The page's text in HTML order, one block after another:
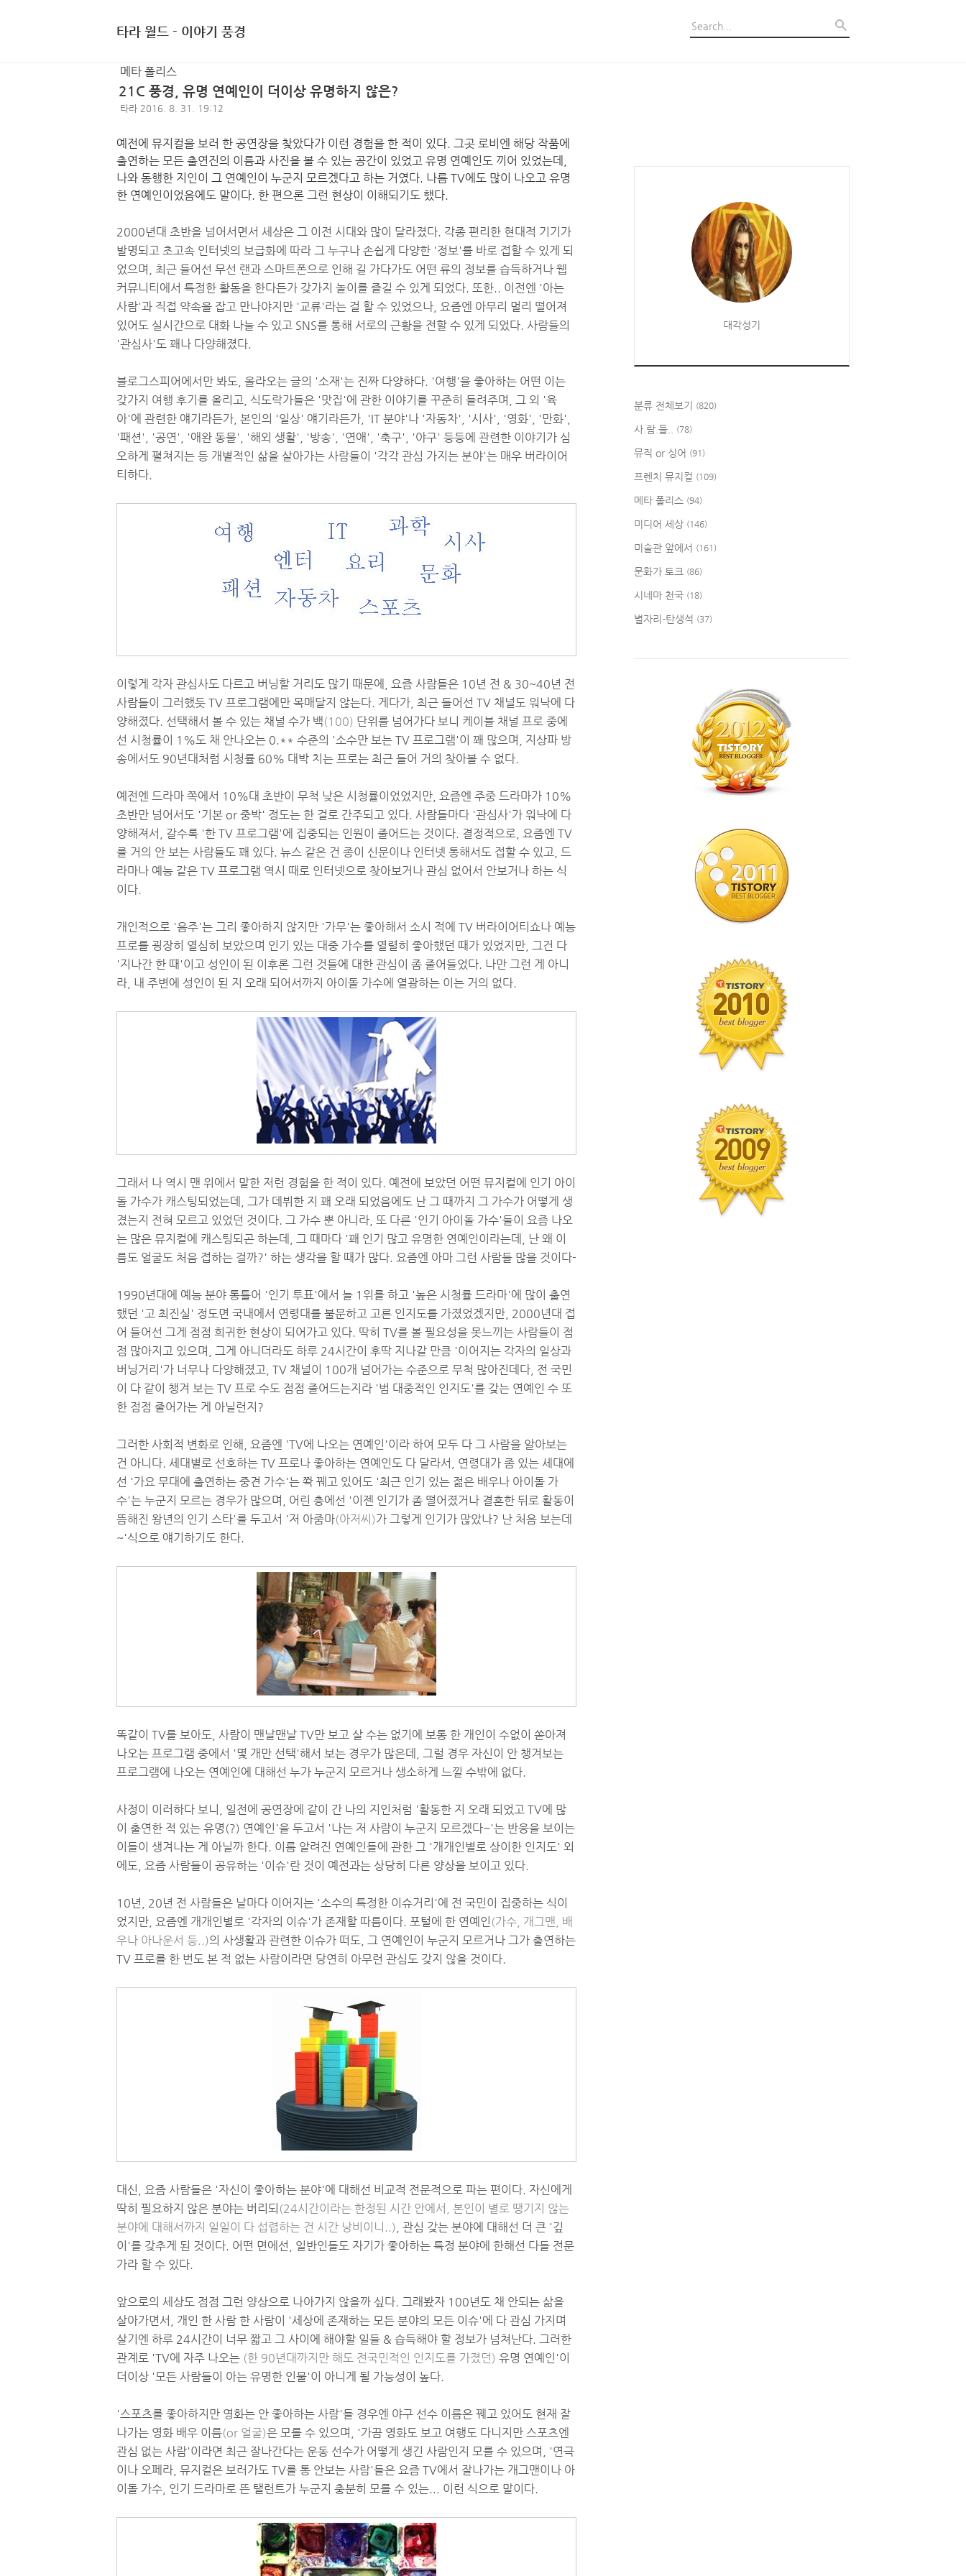
타라 월드 - 이야기 풍경
메타 폴리스
21C 풍경, 유명 연예인이 더이상 유명하지 않은?
타라 2016. 8. 31. 19:12
예전에 뮤지컬을 보러 한 공연장을 찾았다가 이런 경험을 한 적이 있다. 그곳 로비엔 해당 작품에
출연하는 모든 출연진의 이름과 사진을 볼 수 있는 공간이 있었고 유명 연예인도 끼어 있었는데,
나와 동행한 지인이 그 연예인이 누군지 모르겠다고 하는 거였다. 나름 TV에도 많이 나오고 유명
한 연예인이었음에도 말이다. 한 편으론 그런 현상이 이해되기도 했다.
2000년대 초반을 넘어서면서 세상은 그 이전 시대와 많이 달라졌다. 각종 편리한 현대적 기기가
발명되고 초고속 인터넷의 보급화에 따라 그 누구나 손쉽게 다양한 '정보'를 바로 접할 수 있게 되
었으며, 최근 들어선 무선 랜과 스마트폰으로 인해 길 가다가도 어떤 류의 정보를 습득하거나 웹
커뮤니티에서 특정한 활동을 한다든가 갖가지 놀이를 즐길 수 있게 되었다. 또한.. 이전엔 '아는
사람'과 직접 약속을 잡고 만나야지만 '교류'라는 걸 할 수 있었으나, 요즘엔 아무리 멀리 떨어져
있어도 실시간으로 대화 나눌 수 있고 SNS를 통해 서로의 근황을 전할 수 있게 되었다. 사람들의
'관심사'도 꽤나 다양해졌다.
블로그스피어에서만 봐도, 올라오는 글의 '소재'는 진짜 다양하다. '여행'을 좋아하는 어떤 이는
갖가지 여행 후기를 올리고, 식도락가들은 '맛집'에 관한 이야기를 꾸준히 들려주며, 그 외 '육
아'에 관련한 얘기라든가, 본인의 '일상' 얘기라든가, 'IT 분야'나 '자동차', '시사', '영화', '만화',
'패션', '공연', '애완 동물', '해외 생활', '방송', '연애', '축구', '야구' 등등에 관련한 이야기가 심
오하게 펼쳐지는 등 개별적인 삶을 살아가는 사람들이 '각각 관심 가지는 분야'는 매우 버라이어
티하다.
이렇게 각자 관심사도 다르고 버닝할 거리도 많기 때문에, 요즘 사람들은 10년 전 & 30~40년 전
사람들이 그러했듯 TV 프로그램에만 목매달지 않는다. 게다가, 최근 들어선 TV 채널도 워낙에 다
양해졌다. 선택해서 볼 수 있는 채널 수가 백(100) 단위를 넘어가다 보니 케이블 채널 프로 중에
선 시청률이 1%도 채 안나오는 0.** 수준의 '소수만 보는 TV 프로그램'이 꽤 많으며, 지상파 방
송에서도 90년대처럼 시청률 60% 대박 치는 프로는 최근 들어 거의 찾아볼 수 없다.
예전엔 드라마 쪽에서 10%대 초반이 무척 낮은 시청률이었었지만, 요즘엔 주중 드라마가 10%
초반만 넘어서도 '기본 or 중박' 정도는 한 걸로 간주되고 있다. 사람들마다 '관심사'가 워낙에 다
양해져서, 갈수록 '한 TV 프로그램'에 집중되는 인원이 줄어드는 것이다. 결정적으로, 요즘엔 TV
를 거의 안 보는 사람들도 꽤 있다. 뉴스 같은 건 종이 신문이나 인터넷 통해서도 접할 수 있고, 드
라마나 예능 같은 TV 프로그램 역시 때로 인터넷으로 찾아보거나 관심 없어서 안보거나 하는 식
이다.
개인적으로 '음주'는 그리 좋아하지 않지만 '가무'는 좋아해서 소시 적에 TV 버라이어티쇼나 예능
프로를 굉장히 열심히 보았으며 인기 있는 대중 가수를 열렬히 좋아했던 때가 있었지만, 그건 다
'지나간 한 때'이고 성인이 된 이후론 그런 것들에 대한 관심이 좀 줄어들었다. 나만 그런 게 아니
라, 내 주변에 성인이 된 지 오래 되어서까지 아이돌 가수에 열광하는 이는 거의 없다.
그래서 나 역시 맨 위에서 말한 저런 경험을 한 적이 있다. 예전에 보았던 어떤 뮤지컬에 인기 아이
돌 가수가 캐스팅되었는데, 그가 데뷔한 지 꽤 오래 되었음에도 난 그 때까지 그 가수가 어떻게 생
겼는지 전혀 모르고 있었던 것이다. 그 가수 뿐 아니라, 또 다른 '인기 아이돌 가수'들이 요즘 나오
는 많은 뮤지컬에 캐스팅되곤 하는데, 그 때마다 '꽤 인기 많고 유명한 연예인이라는데, 난 왜 이
름도 얼굴도 처음 접하는 걸까?' 하는 생각을 할 때가 많다. 요즘엔 아마 그런 사람들 많을 것이다-
1990년대에 예능 분야 통틀어 '인기 투표'에서 늘 1위를 하고 '높은 시청률 드라마'에 많이 출연
했던 '고 최진실' 정도면 국내에서 연령대를 불문하고 고른 인지도를 가졌었겠지만, 2000년대 접
어 들어선 그게 점점 희귀한 현상이 되어가고 있다. 딱히 TV를 볼 필요성을 못느끼는 사람들이 점
점 많아지고 있으며, 그게 아니더라도 하루 24시간이 후딱 지나갈 만큼 '이어지는 각자의 일상과
버닝거리'가 너무나 다양해졌고, TV 채널이 100개 넘어가는 수준으로 무척 많아진데다, 전 국민
이 다 같이 챙겨 보는 TV 프로 수도 점점 줄어드는지라 '범 대중적인 인지도'를 갖는 연예인 수 또
한 점점 줄어가는 게 아닐런지?
그러한 사회적 변화로 인해, 요즘엔 'TV에 나오는 연예인'이라 하여 모두 다 그 사람을 알아보는
건 아니다. 세대별로 선호하는 TV 프로나 좋아하는 연예인도 다 달라서, 연령대가 좀 있는 세대에
선 '가요 무대에 출연하는 중견 가수'는 쫙 꿰고 있어도 '최근 인기 있는 젊은 배우나 아이돌 가
수'는 누군지 모르는 경우가 많으며, 어린 층에선 '이젠 인기가 좀 떨어졌거나 결혼한 뒤로 활동이
뜸해진 왕년의 인기 스타'를 두고서 '저 아줌마(아저씨)가 그렇게 인기가 많았나? 난 처음 보는데
~'식으로 얘기하기도 한다.
똑같이 TV를 보아도, 사람이 맨날맨날 TV만 보고 살 수는 없기에 보통 한 개인이 수없이 쏟아져
나오는 프로그램 중에서 '몇 개만 선택'해서 보는 경우가 많은데, 그럴 경우 자신이 안 챙겨보는
프로그램에 나오는 연예인에 대해선 누가 누군지 모르거나 생소하게 느낄 수밖에 없다.
사정이 이러하다 보니, 일전에 공연장에 같이 간 나의 지인처럼 '활동한 지 오래 되었고 TV에 많
이 출연한 적 있는 유명(?) 연예인'을 두고서 '나는 저 사람이 누군지 모르겠다~'는 반응을 보이는
이들이 생겨나는 게 아닐까 한다. 이름 알려진 연예인들에 관한 그 '개개인별로 상이한 인지도' 외
에도, 요즘 사람들이 공유하는 '이슈'란 것이 예전과는 상당히 다른 양상을 보이고 있다.
10년, 20년 전 사람들은 날마다 이어지는 '소수의 특정한 이슈거리'에 전 국민이 집중하는 식이
었지만, 요즘엔 개개인별로 '각자의 이슈'가 존재할 따름이다. 포털에 한 연예인 (가수, 개그맨, 배
우나 아나운서 등..)의 사생활과 관련한 이슈가 떠도, 그 연예인이 누군지 모르거나 그가 출연하는
TV 프로를 한 번도 본 적 없는 사람이라면 당연히 아무런 관심도 갖지 않을 것이다.
대신, 요즘 사람들은 '자신이 좋아하는 분야'에 대해선 비교적 전문적으로 파는 편이다. 자신에게
딱히 필요하지 않은 분야는 버리되 (24시간이라는 한정된 시간 안에서, 본인이 별로 땡기지 않는
분야에 대해서까지 일일이 다 섭렵하는 건 시간 낭비이니..) , 관심 갖는 분야에 대해선 더 큰 '깊
이'를 갖추게 된 것이다. 어떤 면에선, 일반인들도 자기가 좋아하는 특정 분야에 한해선 다들 전문
가라 할 수 있다.
앞으로의 세상도 점점 그런 양상으로 나아가지 않을까 싶다. 그래봤자 100년도 채 안되는 삶을
살아가면서, 개인 한 사람 한 사람이 '세상에 존재하는 모든 분야의 모든 이슈'에 다 관심 가지며
살기엔 하루 24시간이 너무 짧고 그 사이에 해야할 일들 & 습득해야 할 정보가 넘쳐난다. 그러한
관계로 'TV에 자주 나오는 (한 90년대까지만 해도 전국민적인 인지도를 가졌던) 유명 연예인'이
더이상 '모든 사람들이 아는 유명한 인물'이 아니게 될 가능성이 높다.
'스포츠를 좋아하지만 영화는 안 좋아하는 사람'들 경우엔 야구 선수 이름은 꿰고 있어도 현재 잘
나가는 영화 배우 이름(or 얼굴)은 모를 수 있으며, '가끔 영화도 보고 여행도 다니지만 스포츠엔
관심 없는 사람'이라면 최근 잘나간다는 운동 선수가 어떻게 생긴 사람인지 모를 수 있으며, '연극
이나 오페라, 뮤지컬은 보러가도 TV를 통 안보는 사람'들은 요즘 TV에서 잘나가는 개그맨이나 아
이돌 가수, 인기 드라마로 뜬 탤런트가 누군지 충분히 모를 수 있는... 이런 식으로 말이다.
대각성기
분류 전체보기 (820)
사.람.들.. (78)
뮤직 or 싱어 (91)
프렌치 뮤지컬 (109)
메타 폴리스 (94)
미디어 세상 (146)
미술관 앞에서 (161)
문화가 토크 (86)
시네마 천국 (18)
별자리-탄생석 (37)